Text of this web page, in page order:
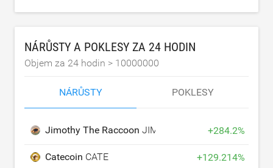
NÁRŮSTY A POKLESY ZA 24 HODIN
Objem za 24 hodin > 10000000
NÁRŮSTY POKLESY
Jimothy The Raccoon JIMOTHY +284.2%
Catecoin CATE +129.214%